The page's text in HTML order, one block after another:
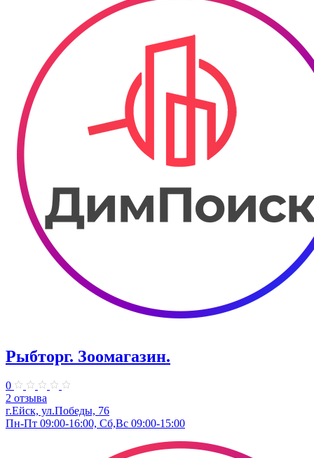
Рыбторг. Зоомагазин.
0
2 отзыва
г.Ейск, ул.Победы, 76
Пн-Пт 09:00-16:00, Сб,Вс 09:00-15:00